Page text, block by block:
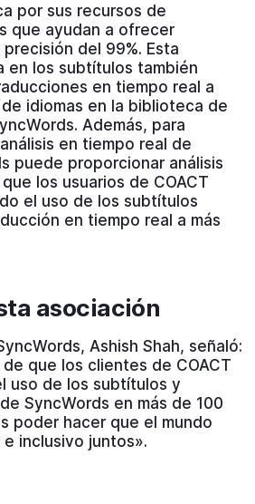
por sus recursos de
que ayudan a ofrecer
del 99%. Esta
en los subtítulos también
en tiempo real a
idiomas en la biblioteca de
Además, para
en tiempo real de
puede proporcionar análisis
los usuarios de COACT
el uso de los subtítulos
en tiempo real a más
asociación
Ashish Shah, señaló:
que los clientes de COACT
uso de los subtítulos y
SyncWords en más de 100
poder hacer que el mundo
inclusivo juntos».